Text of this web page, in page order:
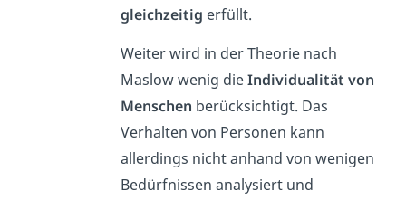
gleichzeitig erfüllt.
Weiter wird in der Theorie nach
Maslow wenig dieIndividualität von
Menschen berücksichtigt. Das
Verhalten von Personen kann
allerdings nicht anhand von wenigen
Bedürfnissen analysiert und